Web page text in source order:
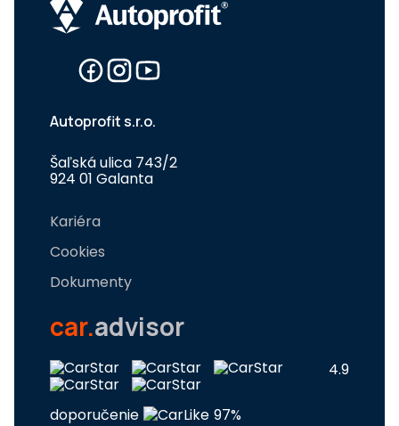
Autoprofit s.r.o.
Šaľská ulica 743/2
924 01 Galanta
Kariéra
Cookies
Dokumenty
car.advisor
4.9
doporučenie 97%